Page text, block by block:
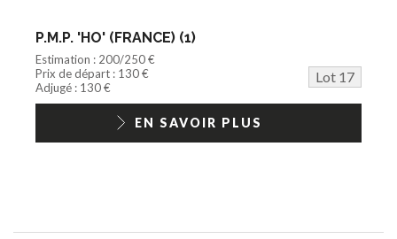
P.M.P. 'HO' (FRANCE) (1)
Estimation : 200/250 €
Prix de départ : 130 €
Lot 17
Adjugé : 130 €
EN SAVOIR PLUS